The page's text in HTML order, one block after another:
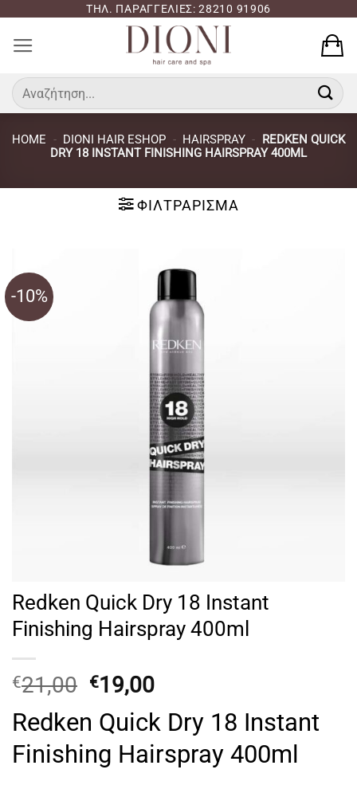
περιεχόμενο
ΤΗΛ. ΠΑΡΑΓΓΕΛΙΕΣ: 28210 91906
Αναζήτηση
για:
HOME - DIONI HAIR ESHOP - HAIRSPRAY - REDKEN QUICK
DRY 18 INSTANT FINISHING HAIRSPRAY 400ML
ΦΙΛΤΡΆΡΙΣΜΑ
-10%
Redken Quick Dry 18 Instant
Finishing Hairspray 400ml
€21,00 Original
price
was:
€21,00.
€19,00Η
τιμή
είναι:
€19,00.
Redken Quick Dry 18 Instant
Finishing Hairspray 400ml